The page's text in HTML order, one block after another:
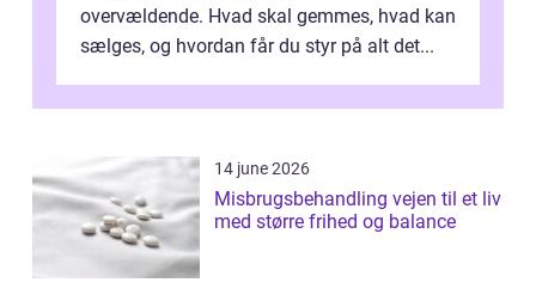
overvældende. Hvad skal gemmes, hvad kan
sælges, og hvordan får du styr på alt det...
14 june 2026
Misbrugsbehandling vejen til et liv
med større frihed og balance